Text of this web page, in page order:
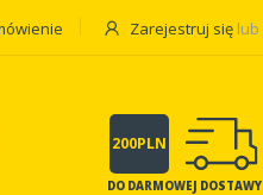
Zarejestruj się lub
200PLN
DO DARMOWEJ DOSTAWY